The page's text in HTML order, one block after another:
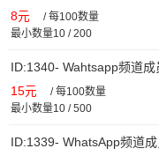
8元 /每100数量
最小数量10 / 200
ID:1340- Wahtsapp频道
15元 /每100数量
最小数量10 / 500
ID:1339- WhatsApp频道